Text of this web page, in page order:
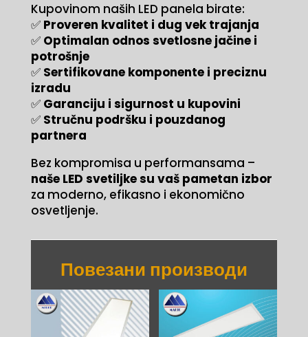
Kupovinom naših LED panela birate:
✅ Proveren kvalitet i dug vek trajanja
✅ Optimalan odnos svetlosne jačine i
potrošnje
✅ Sertifikovane komponente i preciznu
izradu
✅ Garanciju i sigurnost u kupovini
✅ Stručnu podršku i pouzdanog
partnera
Bez kompromisa u performansama –
naše LED svetiljke su vaš pametan izbor
za moderno, efikasno i ekonomično
osvetljenje.
Повезани производи